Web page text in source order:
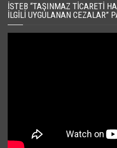
İSTEB “TAŞINMAZ TICARETI
İLGILI UYGULANAN CEZALAR”